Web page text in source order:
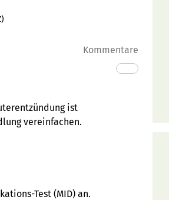
Kommentare
ist
vereinfachen.
Test (MID) an.